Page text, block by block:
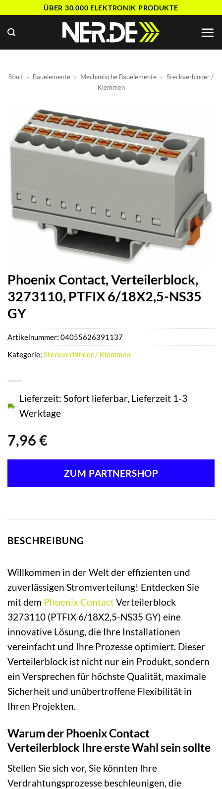
springen
ÜBER 30.000 ELEKTRONIK PRODUKTE
Start » Bauelemente » Mechanische Bauelemente » Steckverbinder /
Klemmen
Phoenix Contact, Verteilerblock,
3273110, PTFIX 6/18X2,5-NS35
GY
7,96 €
Lieferzeit: Sofort lieferbar, Lieferzeit 1-3
Werktage
ZUM PARTNERSHOP
Artikelnummer: 04055626391137
Kategorie: Steckverbinder / Klemmen
BESCHREIBUNG
Willkommen in der Welt der effizienten und
zuverlässigen Stromverteilung! Entdecken Sie
mit dem Phoenix ContactVerteilerblock
3273110 (PTFIX 6/18X2,5-NS35 GY) eine
innovative Lösung, die Ihre Installationen
vereinfacht und Ihre Prozesse optimiert. Dieser
Verteilerblock ist nicht nur ein Produkt, sondern
ein Versprechen für höchste Qualität, maximale
Sicherheit und unübertroffene Flexibilität in
Ihren Projekten.
Warum der Phoenix Contact
Verteilerblock Ihre erste Wahl sein sollte
Stellen Sie sich vor, Sie könnten Ihre
Verdrahtungsprozesse beschleunigen, die